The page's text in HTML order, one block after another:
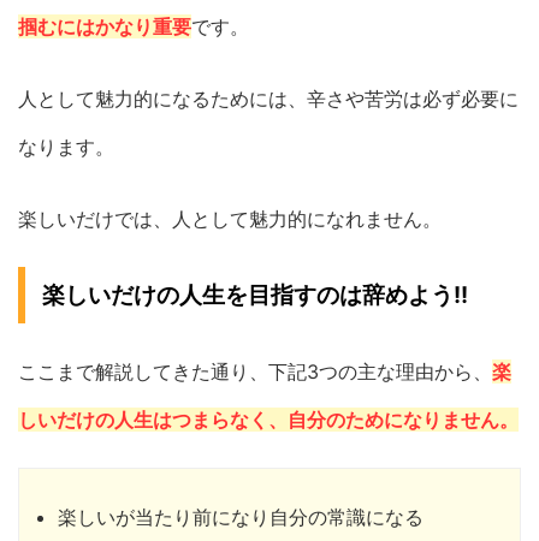
掴むにはかなり重要です。
人として魅力的になるためには、辛さや苦労は必ず必要に
なります。
楽しいだけでは、人として魅力的になれません。
楽しいだけの人生を目指すのは辞めよう!!
ここまで解説してきた通り、下記3つの主な理由から、 楽
しいだけの人生はつまらなく、自分のためになりません。
楽しいが当たり前になり自分の常識になる